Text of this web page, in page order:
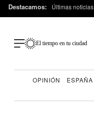
Destacamos: Últimas noticias
El tiempo en tu ciudad
OPINIÓN ESPAÑA